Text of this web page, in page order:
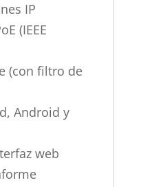
IP
(IEEE
(con filtro de
Android y
web